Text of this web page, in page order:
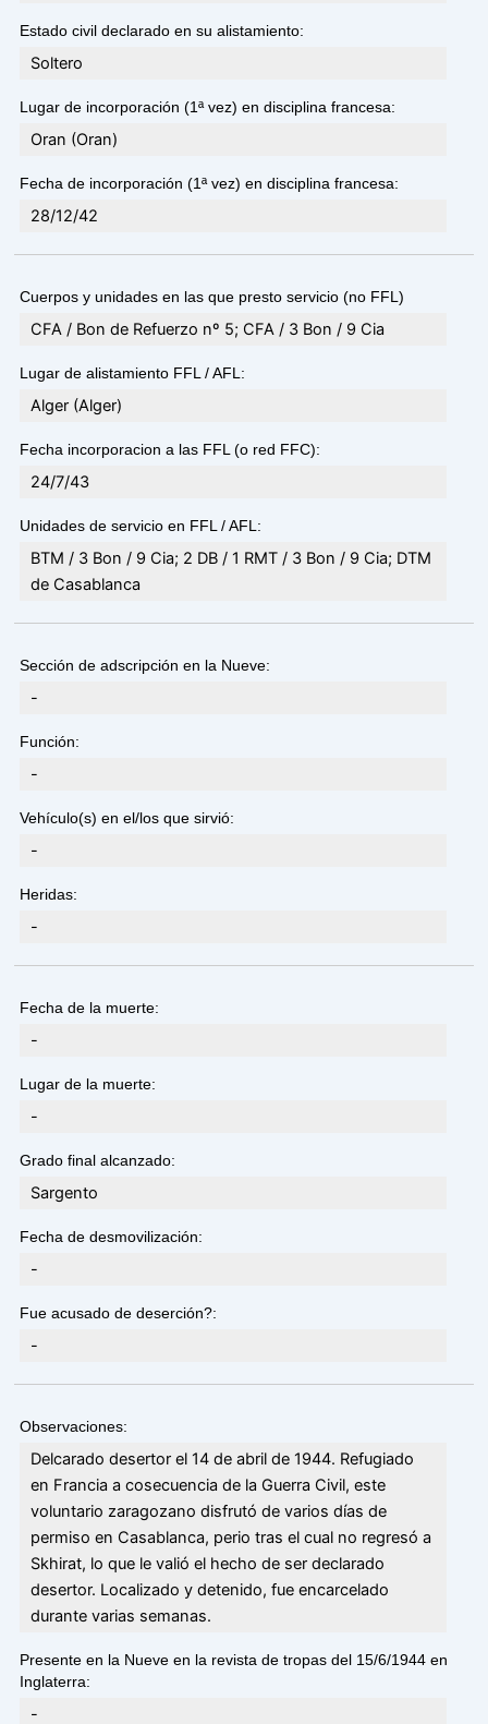
Estado civil declarado en su alistamiento:
Soltero
Lugar de incorporación (1ª vez) en disciplina francesa:
Oran (Oran)
Fecha de incorporación (1ª vez) en disciplina francesa:
28/12/42
Cuerpos y unidades en las que presto servicio (no FFL)
CFA / Bon de Refuerzo nº 5; CFA / 3 Bon / 9 Cia
Lugar de alistamiento FFL / AFL:
Alger (Alger)
Fecha incorporacion a las FFL (o red FFC):
24/7/43
Unidades de servicio en FFL / AFL:
BTM / 3 Bon / 9 Cia; 2 DB / 1 RMT / 3 Bon / 9 Cia; DTM
de Casablanca
Sección de adscripción en la Nueve:
-
Función:
-
Vehículo(s) en el/los que sirvió:
-
Heridas:
-
Fecha de la muerte:
-
Lugar de la muerte:
-
Grado final alcanzado:
Sargento
Fecha de desmovilización:
-
Fue acusado de deserción?:
-
Observaciones:
Delcarado desertor el 14 de abril de 1944. Refugiado
en Francia a cosecuencia de la Guerra Civil, este
voluntario zaragozano disfrutó de varios días de
permiso en Casablanca, perio tras el cual no regresó a
Skhirat, lo que le valió el hecho de ser declarado
desertor. Localizado y detenido, fue encarcelado
durante varias semanas.
Presente en la Nueve en la revista de tropas del 15/6/1944 en
Inglaterra:
-